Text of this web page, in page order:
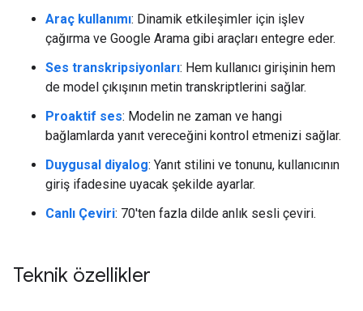
Araç kullanımı: Dinamik etkileşimler için işlev
çağırma ve Google Arama gibi araçları entegre eder.
Ses transkripsiyonları: Hem kullanıcı girişinin hem
de model çıkışının metin transkriptlerini sağlar.
Proaktif ses: Modelin ne zaman ve hangi
bağlamlarda yanıt vereceğini kontrol etmenizi sağlar.
Duygusal diyalog: Yanıt stilini ve tonunu, kullanıcının
giriş ifadesine uyacak şekilde ayarlar.
Canlı Çeviri: 70'ten fazla dilde anlık sesli çeviri.
Teknik özellikler